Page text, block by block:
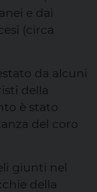
e dai
(circa
da alcuni
della
è stato
del coro
giunti nel
della